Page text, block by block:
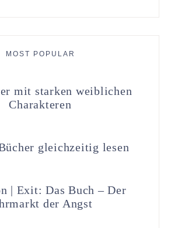
MOST POPULAR
mit starken weiblichen
Charakteren
gleichzeitig lesen
| Exit: Das Buch – Der
der Angst